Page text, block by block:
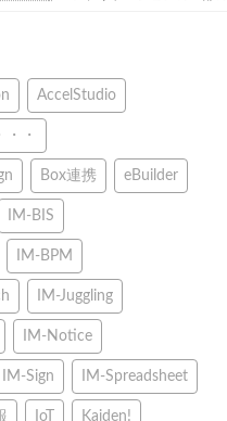
AccelStudio
・
Box連携 eBuilder
IM-BIS
IM-BPM
IM-Juggling
IM-Notice
IM-Sign IM-Spreadsheet
IoT Kaiden!